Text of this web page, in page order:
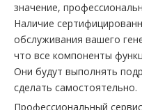
значение,
Наличие
обслуживания вашего
что все компоненты
Они будут выполнять
сделать самостоятельно.
Профессиональный